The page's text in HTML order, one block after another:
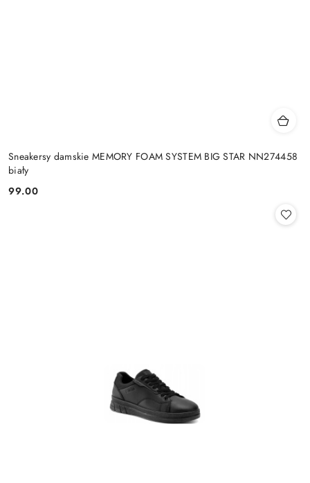
Sneakersy damskie MEMORY FOAM SYSTEM BIG STAR NN274458
biały
Cena:
99.00